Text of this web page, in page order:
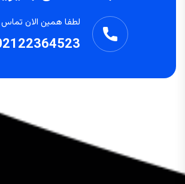
لطفا همین الان تماس